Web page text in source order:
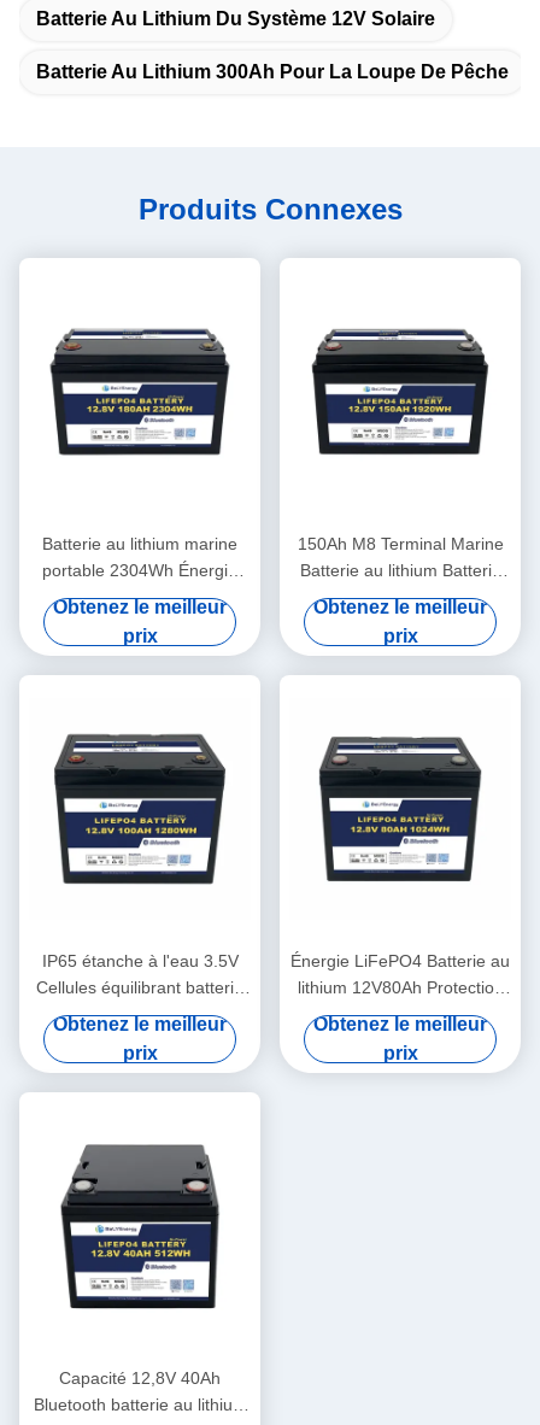
Batterie Au Lithium Du Système 12V Solaire
Batterie Au Lithium 300Ah Pour La Loupe De Pêche
Produits Connexes
Batterie au lithium marine
portable 2304Wh Énergie
260A Décharge maximale
Obtenez le meilleur
prix
150Ah M8 Terminal Marine
Batterie au lithium Batterie
solaire 12,8V Casse ABS
Obtenez le meilleur
prix
IP65 étanche à l'eau 3.5V
Cellules équilibrant batterie
au lithium 12V100Ah batterie
Obtenez le meilleur
prix
Énergie LiFePO4 Batterie au
lithium 12V80Ah Protection
contre la surtension 14,6V
Obtenez le meilleur
prix
Capacité 12,8V 40Ah
Bluetooth batterie au lithium